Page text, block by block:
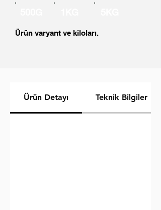
Ürün varyant ve kiloları.
Ürün Detayı Teknik Bilgiler